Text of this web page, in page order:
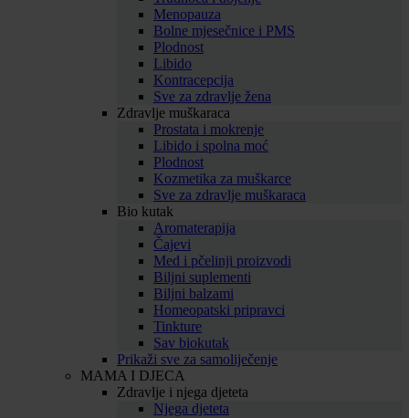
Menopauza
Bolne mjesečnice i PMS
Plodnost
Libido
Kontracepcija
Sve za zdravlje žena
Zdravlje muškaraca
Prostata i mokrenje
Libido i spolna moć
Plodnost
Kozmetika za muškarce
Sve za zdravlje muškaraca
Bio kutak
Aromaterapija
Čajevi
Med i pčelinji proizvodi
Biljni suplementi
Biljni balzami
Homeopatski pripravci
Tinkture
Sav biokutak
Prikaži sve za samoliječenje
MAMA I DJECA
Zdravlje i njega djeteta
Njega djeteta